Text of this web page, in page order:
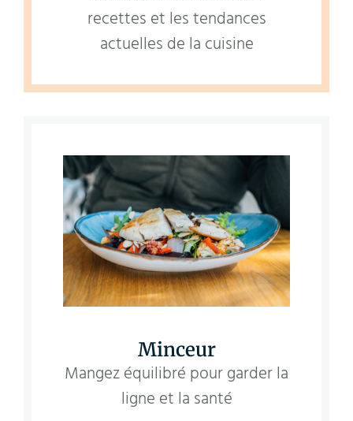
recettes et les tendances
actuelles de la cuisine
Minceur
Mangez équilibré pour garder la
ligne et la santé